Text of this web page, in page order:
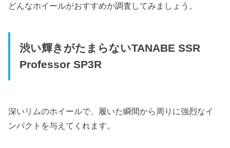
どんなホイールがおすすめか調査してみましょう。
渋い輝きがたまらないTANABE SSR
Professor SP3R
深いリムのホイールで、履いた瞬間から周りに強烈なイ
ンパクトを与えてくれます。